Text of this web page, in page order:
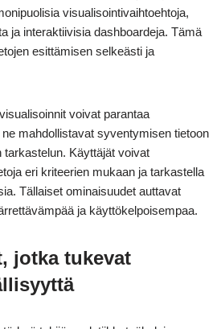
visualisointivaihtoehtoja,
ja interaktiivisia dashboardeja. Tämä
esittämisen selkeästi ja
voivat parantaa
mahdollistavat syventymisen tietoon
tarkastelun. Käyttäjät voivat
eri kriteerien mukaan ja tarkastella
Tällaiset ominaisuudet auttavat
ja käyttökelpoisempaa.
jotka tukevat